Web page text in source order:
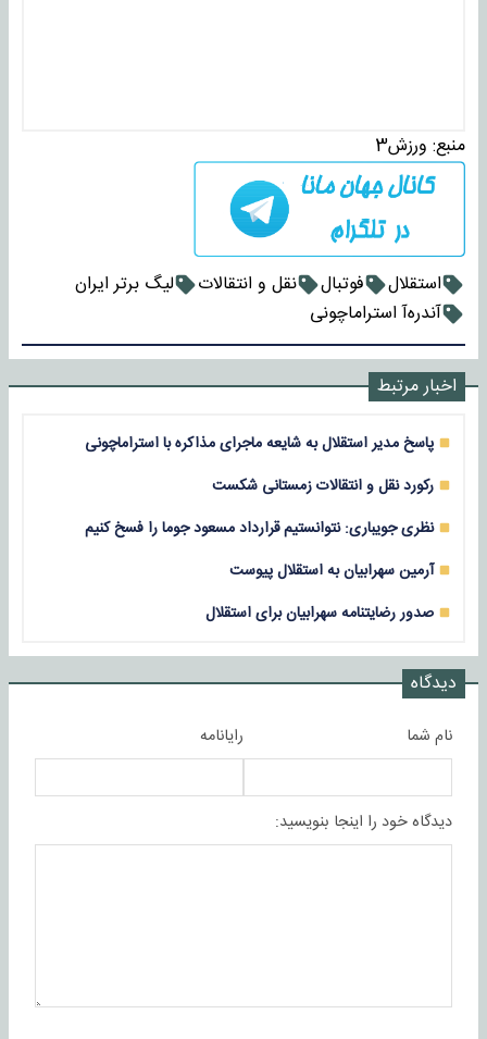
منبع: ورزش3
استقلال فوتبال نقل و انتقالات
لیگ برتر ایران
آندره‌آ استراماچونی
اخبار مرتبط
پاسخ مدیر استقلال به شایعه ماجرای مذاکره با استراماچونی
رکورد نقل و انتقالات زمستانی شکست
نظری جویباری: نتوانستیم قرارداد مسعود جوما را فسخ کنیم
آرمین سهرابیان به استقلال پیوست
صدور رضایتنامه سهرابیان برای استقلال
دیدگاه
نام شما رایانامه
دیدگاه خود را اینجا بنویسید: